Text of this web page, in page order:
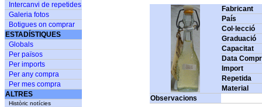
Intercanvi de repetides
Galeria fotos
Botigues on comprar
ESTADÍSTIQUES
Globals
Per països
Per imports
Per any compra
Per mes compra
ALTRES
Històric notícies
Fabricant
País
Col·lecció
Graduació
Capacitat
Data
Import
Repetida
Material
Observacions